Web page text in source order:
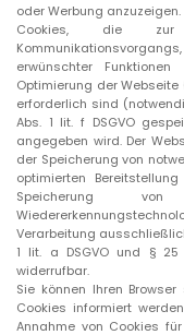
oder Werbung anzuzeigen.
Cookies, die zur
erwünschter
Optimierung der Webseite
erforderlich sind
Abs. 1 lit. f DSGVO
angegeben wird. Der
der Speicherung von
optimierten
Speicherung
Verarbeitung
1 lit. a DSGVO und § 25
widerrufbar.
Sie können Ihren
Cookies informiert
Annahme von Cookies